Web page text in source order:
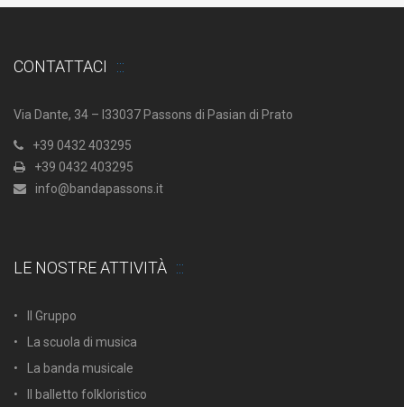
CONTATTACI
Via Dante, 34 – I33037 Passons di Pasian di Prato
+39 0432 403295
+39 0432 403295
info@bandapassons.it
LE NOSTRE ATTIVITÀ
Il Gruppo
La scuola di musica
La banda musicale
Il balletto folkloristico